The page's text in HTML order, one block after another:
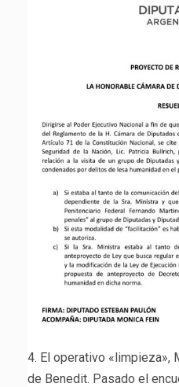
4. El operativo «limpieza»,
de Benedit. Pasado el